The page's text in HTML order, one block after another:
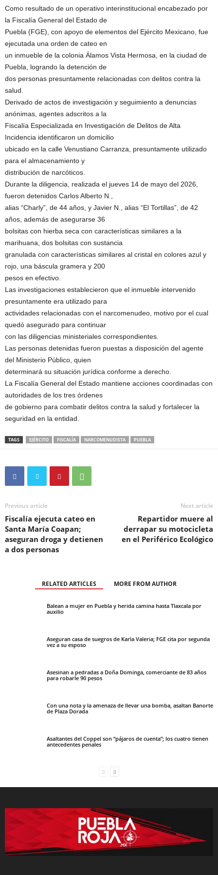
Como resultado de un operativo interinstitucional encabezado por
la Fiscalía General del Estado de
Puebla (FGE), con apoyo de elementos del Ejército Mexicano, fue
ejecutada una orden de cateo en
un inmueble de la colonia Álamos Vista Hermosa, en la ciudad de
Puebla, logrando la detención de
dos personas presuntamente relacionadas con delitos contra la
salud.
Derivado de actos de investigación y seguimiento a denuncias
anónimas, agentes adscritos a la
Fiscalía Especializada en Investigación de Delitos de Alta
Incidencia identificaron un domicilio
ubicado en la calle Venustiano Carranza, presuntamente utilizado
para el almacenamiento y
distribución de narcóticos.
Durante la diligencia, realizada el jueves 14 de mayo del 2026,
fueron detenidos Carlos Alberto N.,
alias “Charly”, de 44 años, y Javier N., alias “El Tortillas”, de 42
años, además de asegurarse 36
bolsitas con hierba seca con características similares a la
marihuana, dos bolsitas con sustancia
granulada con características similares al cristal en colores azul y
rojo, una báscula gramera y 200
pesos en efectivo.
Las investigaciones establecieron que el inmueble intervenido
presuntamente era utilizado para
actividades relacionadas con el narcomenudeo, motivo por el cual
quedó asegurado para continuar
con las diligencias ministeriales correspondientes.
Las personas detenidas fueron puestas a disposición del agente
del Ministerio Público, quien
determinará su situación jurídica conforme a derecho.
La Fiscalía General del Estado mantiene acciones coordinadas con
autoridades de los tres órdenes
de gobierno para combatir delitos contra la salud y fortalecer la
seguridad en la entidad.
TAGS EJÉRCITO FISCALÍA NARCOMENUDISTA PUEBLA
Previous article
Fiscalía ejecuta cateo en
Santa María Coapan;
aseguran droga y detienen
a dos personas
Next article
Repartidor muere al
derrapar su motocicleta
en el Periférico Ecológico
RELATED ARTICLES MORE FROM AUTHOR
Balean a mujer en Puebla y herida camina hasta Tlaxcala por
auxilio
Aseguran casa de suegros de Karla Valeria; FGE cita por segunda
vez a su esposo
Asesinan a pedradas a Doña Dominga, comerciante de 83 años
para robarle 90 pesos
Con una nota y la amenaza de llevar una bomba, asaltan Banorte
de Plaza Dorada
Asaltantes del Coppel son “pájaros de cuenta”; los cuatro tienen
antecedentes penales